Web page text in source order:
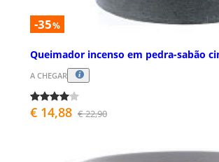
-35%
Queimador incenso em pedra-sabão
A CHEGAR
€ 14,88 € 22,90